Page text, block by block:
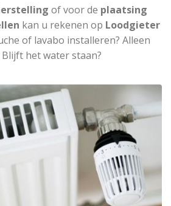
of voor de plaatsing
kan u rekenen op Loodgieter
of lavabo installeren? Alleen
het water staan?